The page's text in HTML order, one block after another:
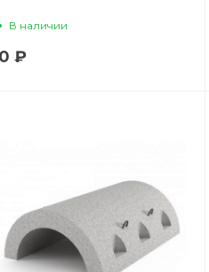
В наличии
0 ₽